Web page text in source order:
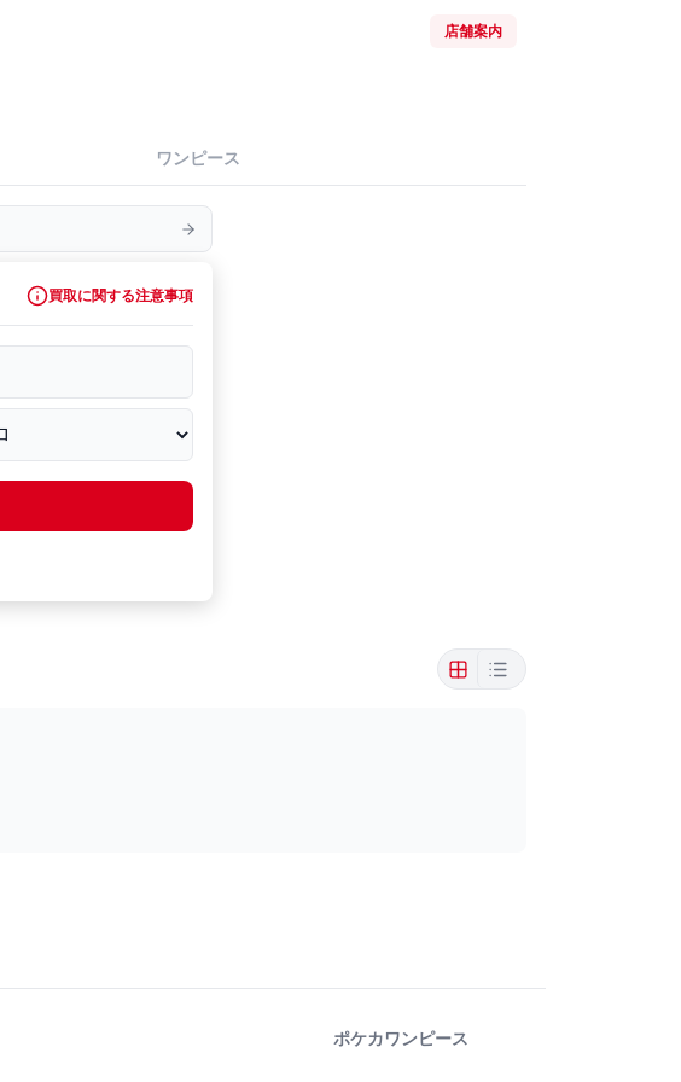
店舗案内
ワンピース
買取に関する注意事項
ポケカワンピース